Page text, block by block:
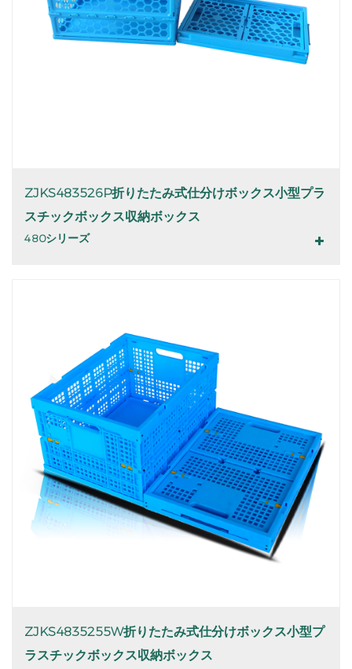
ZJKS483526P折りたたみ式仕分けボックス小型プラ
スチックボックス収納ボックス
480シリーズ
ZJKS4835255W折りたたみ式仕分けボックス小型プ
ラスチックボックス収納ボックス